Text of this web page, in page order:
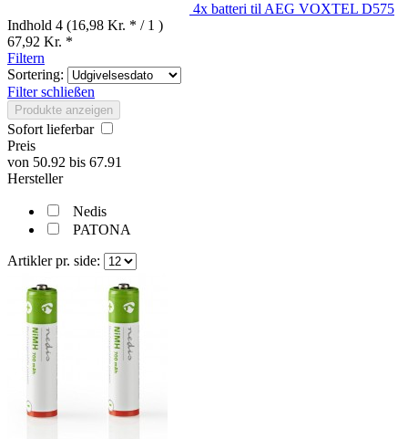
4x batteri til AEG VOXTEL D575
Indhold 4 (16,98 Kr. * / 1 )
67,92 Kr. *
Filtern
Sortering:
Filter schließen
Produkte anzeigen
Sofort lieferbar
Preis
von 50.92 bis 67.91
Hersteller
Nedis
PATONA
Artikler pr. side: